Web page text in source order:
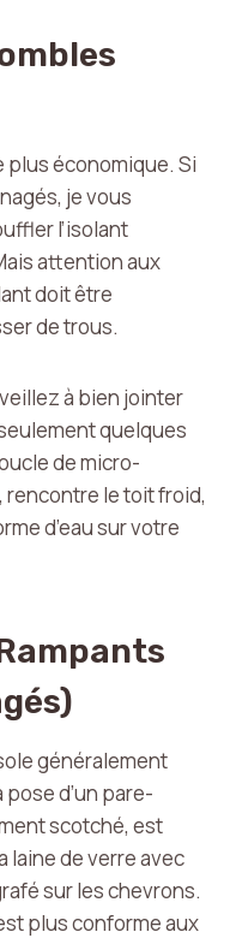
plus économique. Si
je vous
l’isolant
attention aux
doit être
de trous.
à bien jointer
quelques
de micro-
rencontre le toit froid,
d’eau sur votre
généralement
d’un pare-
scotché, est
laine de verre avec
sur les chevrons.
plus conforme aux